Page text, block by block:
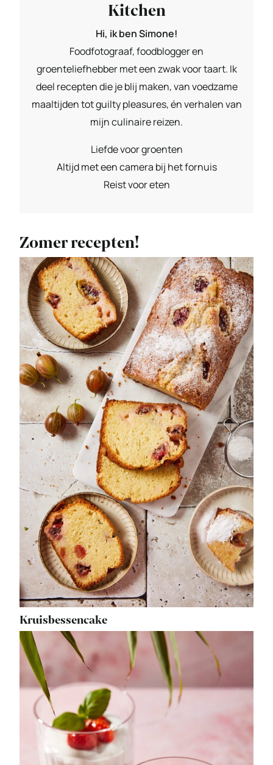
Kitchen
Hi, ik ben Simone!
Foodfotograaf, foodblogger en
groenteliefhebber met een zwak voor taart. Ik
deel recepten die je blij maken, van voedzame
maaltijden tot guilty pleasures, én verhalen van
mijn culinaire reizen.
Liefde voor groenten
Altijd met een camera bij het fornuis
Reist voor eten
Zomer recepten!
Kruisbessencake